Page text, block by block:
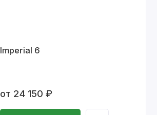
Imperial 6
от 24 150 ₽